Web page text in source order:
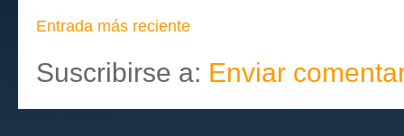
Entrada más reciente
Suscribirse a: Enviar